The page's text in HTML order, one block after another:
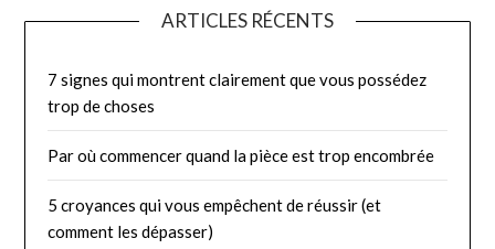
ARTICLES RÉCENTS
7 signes qui montrent clairement que vous possédez
trop de choses
Par où commencer quand la pièce est trop encombrée
5 croyances qui vous empêchent de réussir (et
comment les dépasser)